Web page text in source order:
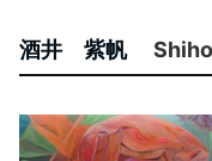
酒井 紫帆